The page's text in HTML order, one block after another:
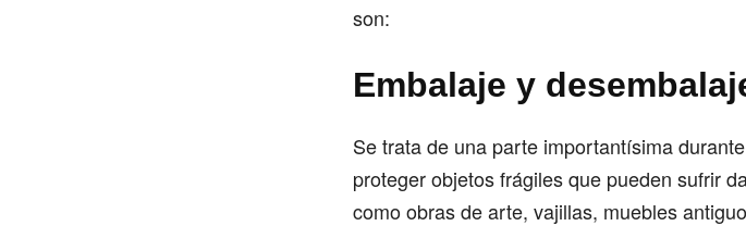
son:
Embalaje y
Se trata de una parte importantísima
proteger objetos frágiles que pueden sufrir
como obras de arte, vajillas, muebles